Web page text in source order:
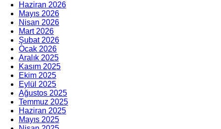
Haziran 2026
Mayıs 2026
Nisan 2026
Mart 2026
Şubat 2026
Ocak 2026
Aralık 2025
Kasım 2025
Ekim 2025
Eylül 2025
Ağustos 2025
Temmuz 2025
Haziran 2025
Mayıs 2025